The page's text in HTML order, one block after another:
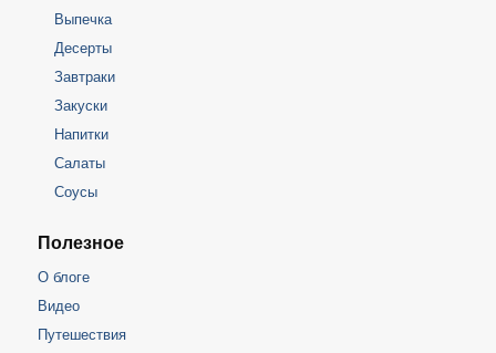
Выпечка
Десерты
Завтраки
Закуски
Напитки
Салаты
Соусы
Полезное
О блоге
Видео
Путешествия